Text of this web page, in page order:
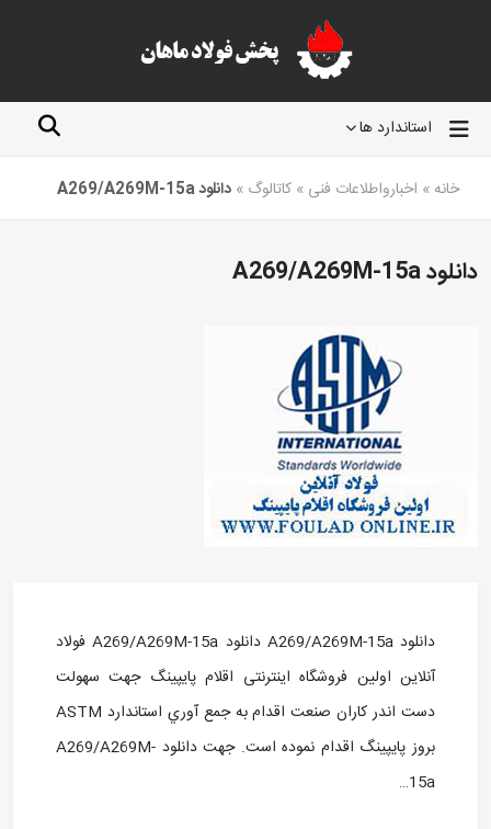
استاندارد ها
خانه » اخبارواطلاعات فنی » کاتالوگ » دانلود A269/A269M-15a
دانلود A269/A269M-15a
دانلود A269/A269M-15a دانلود A269/A269M-15a فولاد
آنلاین اولین فروشگاه اینترنتی اقلام پایپینگ جهت سهولت
دست اندر کاران صنعت اقدام به جمع آوري استاندارد ASTM
بروز پايپينگ اقدام نموده است. جهت دانلود A269/A269M-
15a…